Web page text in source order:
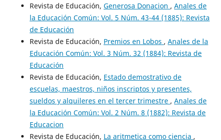
Revista de Educación, Generosa Donacion , Anales de
la Educación Común: Vol. 5 Núm. 43-44 (1885): Revista
de Educación
Revista de Educación, Premios en Lobos , Anales de la
Educación Común: Vol. 3 Núm. 32 (1884): Revista de
Educación
Revista de Educación, Estado demostrativo de
escuelas, maestros, niños inscriptos y presentes,
sueldos y alquileres en el tercer trimestre , Anales de
la Educación Común: Vol. 2 Núm. 8 (1882): Revista de
Educacion
Revista de Educación, La aritmetica como ciencia ,